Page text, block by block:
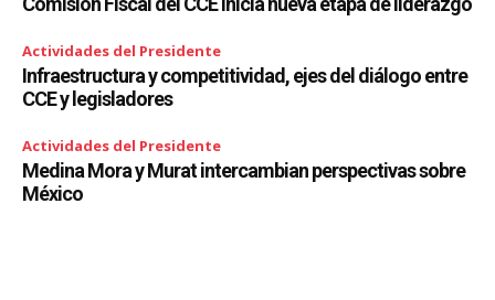
Actividades del Presidente
Infraestructura y competitividad, ejes del diálogo entre
CCE y legisladores
Actividades del Presidente
Medina Mora y Murat intercambian perspectivas sobre
México